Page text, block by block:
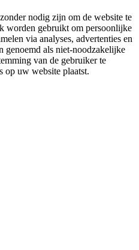
nodig zijn om de website te
worden gebruikt om persoonlijke
via analyses, advertenties en
genoemd als niet-noodzakelijke
van de gebruiker te
op uw website plaatst.